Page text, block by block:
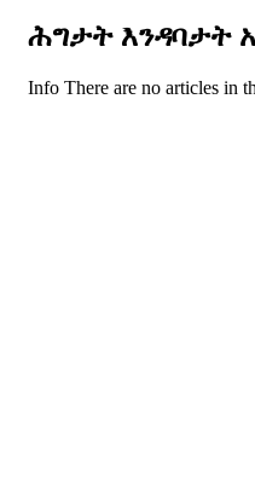
ሕግታት እንዳባታት
Info There are no articles in